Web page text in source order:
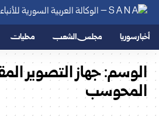
أخبار سوريا مجلس الشعب محليات
الوسم:جهاز التصوير
المحوسب